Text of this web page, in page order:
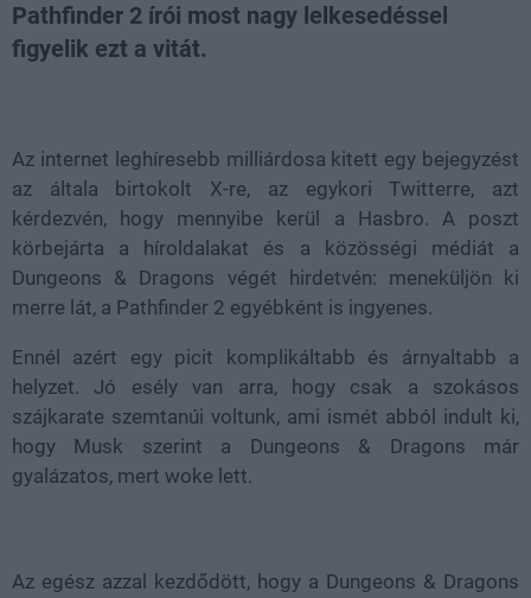
Pathfinder 2 írói most nagy lelkesedéssel
figyelik ezt a vitát.
Az internet leghíresebb milliárdosa kitett egy bejegyzést
az általa birtokolt X-re, az egykori Twitterre, azt
kérdezvén, hogy mennyibe kerül a Hasbro. A poszt
körbejárta a híroldalakat és a közösségi médiát a
Dungeons & Dragons végét hirdetvén: meneküljön ki
merre lát, a Pathfinder 2 egyébként is ingyenes.
Ennél azért egy picit komplikáltabb és árnyaltabb a
helyzet. Jó esély van arra, hogy csak a szokásos
szájkarate szemtanúi voltunk, ami ismét abból indult ki,
hogy Musk szerint a Dungeons & Dragons már
gyalázatos, mert woke lett.
Az egész azzal kezdődött, hogy a Dungeons & Dragons